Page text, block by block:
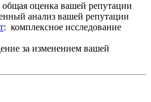
общая оценка вашей репутации
анализ вашей репутации
: комплексное исследование
за изменением вашей